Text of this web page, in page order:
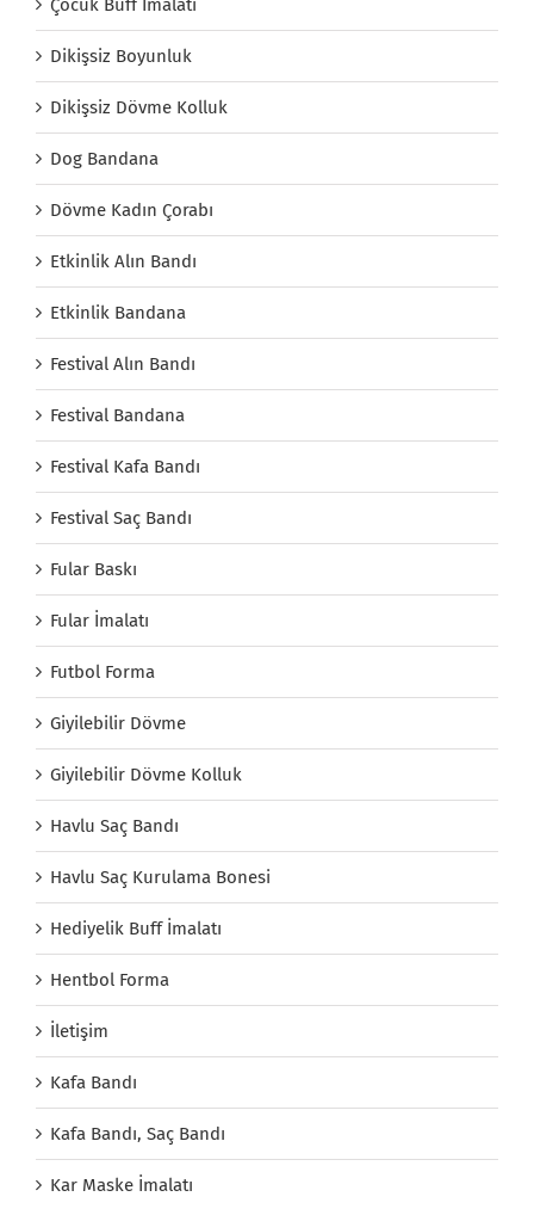
Çocuk Buff İmalatı
Dikişsiz Boyunluk
Dikişsiz Dövme Kolluk
Dog Bandana
Dövme Kadın Çorabı
Etkinlik Alın Bandı
Etkinlik Bandana
Festival Alın Bandı
Festival Bandana
Festival Kafa Bandı
Festival Saç Bandı
Fular Baskı
Fular İmalatı
Futbol Forma
Giyilebilir Dövme
Giyilebilir Dövme Kolluk
Havlu Saç Bandı
Havlu Saç Kurulama Bonesi
Hediyelik Buff İmalatı
Hentbol Forma
İletişim
Kafa Bandı
Kafa Bandı, Saç Bandı
Kar Maske İmalatı